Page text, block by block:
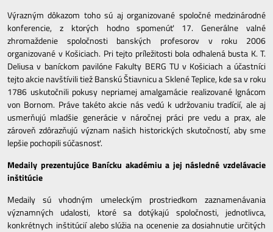
Výrazným dôkazom toho sú aj organizované spoločné medzinárodné
konferencie, z ktorých hodno spomenúť 17. Generálne valné
zhromaždenie spoločnosti banských profesorov v roku 2006
organizované v Košiciach. Pri tejto príležitosti bola odhalená busta K. T.
Deliusa v baníckom pavilóne Fakulty BERG TU v Košiciach a účastníci
tejto akcie navštívili tiež Banskú Štiavnicu a Sklené Teplice, kde sa v roku
1786 uskutočnili pokusy nepriamej amalgamácie realizované Ignácom
von Bornom. Práve takéto akcie nás vedú k udržovaniu tradícií, ale aj
usmerňujú mladšie generácie v náročnej práci pre vedu a prax, ale
zároveň zdôrazňujú význam našich historických skutočností, aby sme
lepšie pochopili súčasnosť.
Medaily prezentujúce Banícku akadémiu a jej následné vzdelávacie
inštitúcie
Medaily sú vhodným umeleckým prostriedkom zaznamenávania
významných udalosti, ktoré sa dotýkajú spoločnosti, jednotlivca,
konkrétnych inštitúcií alebo slúžia na ocenenie za dosiahnutie určitých